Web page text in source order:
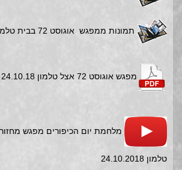
תמונות ממפגש אוגוסט 72 בבית טלמון 24.10.18
מפגש אוגוסט 72 אצל טלמון 24.10.18 - כתב עמי מור
טלמון 24.10.2018